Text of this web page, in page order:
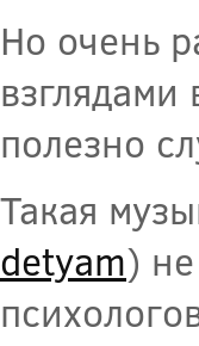
Но очень
полезно
Такая
detyam)